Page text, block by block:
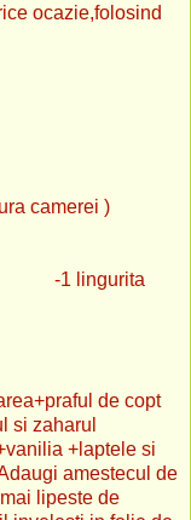
ocazie,folosind
camerei )
de copt
+laptele si
amestecul de
lipeste de